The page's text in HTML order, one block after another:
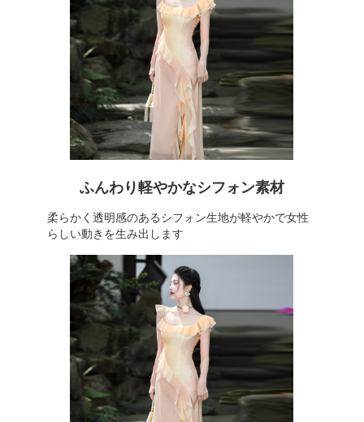
ふんわり軽やかなシフォン素材
柔らかく透明感のあるシフォン生地が軽やかで女性
らしい動きを生み出します